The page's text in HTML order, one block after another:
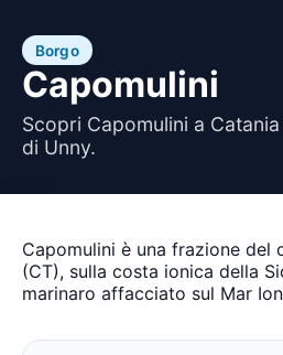
Borgo
Capomulini
Scopri Capomulini a
di Unny.
Capomulini è una frazione del
(CT), sulla costa ionica della
marinaro affacciato sul Mar